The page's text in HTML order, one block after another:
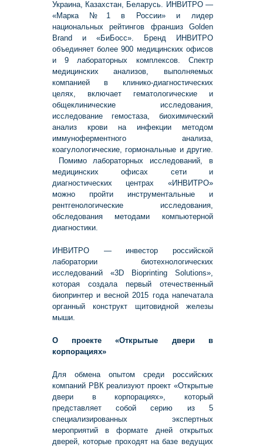
Украина, Казахстан, Беларусь. ИНВИТРО —
«Марка №1 в России» и лидер
национальных рейтингов франшиз Golden
Brand и «БиБосс». Бренд ИНВИТРО
объединяет более 900 медицинских офисов
и 9 лабораторных комплексов. Спектр
медицинских анализов, выполняемых
компанией в клинико-диагностических
целях, включает гематологические и
общеклинические исследования,
исследование гемостаза, биохимический
анализ крови на инфекции методом
иммуноферментного анализа,
коагулологические, гормональные и другие.
Помимо лабораторных исследований, в
медицинских офисах сети и
диагностических центрах «ИНВИТРО»
можно пройти инструментальные и
рентгенологические исследования,
обследования методами компьютерной
диагностики.
ИНВИТРО — инвестор российской
лаборатории биотехнологических
исследований «3D Bioprinting Solutions»,
которая создала первый отечественный
биопринтер и весной 2015 года напечатала
органный конструкт щитовидной железы
мыши.
О проекте «Открытые двери в
корпорациях»
Для обмена опытом среди российских
компаний РВК реализуют проект «Открытые
двери в корпорациях», который
представляет собой серию из 5
специализированных экспертных
мероприятий в формате дней открытых
дверей, которые проходят на базе ведущих